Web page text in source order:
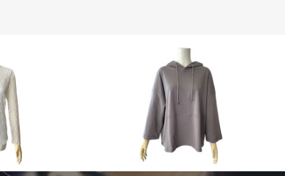
2023 Autumn & Winter